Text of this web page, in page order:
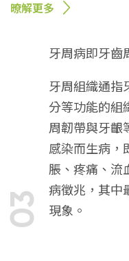
牙周病即牙齒
牙周組織通指
分等功能的組
周韌帶與牙齦
感染而生病，
脹、疼痛、流
病徵兆，其中
現象。
03
暸解更多